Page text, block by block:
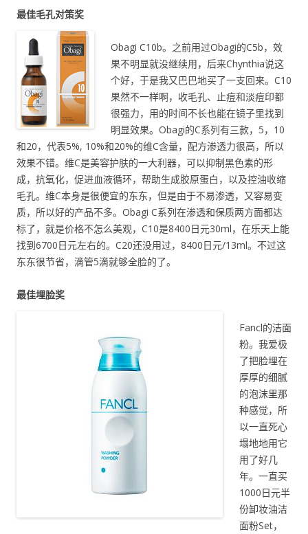
最佳毛孔对策奖
Obagi C10b。之前用过Obagi的C5b，效
果不明显就没继续用，后来Chynthia说这
个好，于是我又巴巴地买了一支回来。C10
果然不一样啊，收毛孔、止痘和淡痘印都
很强力，用的时间不长也能在镜子里找到
明显效果。Obagi的C系列有三款，5，10
和20，代表5%, 10%和20%的维C含量，配方渗透力很高，所以
效果不错。维C是美容护肤的一大利器，可以抑制黑色素的形
成，抗氧化，促进血液循环，帮助生成胶原蛋白，以及控油收缩
毛孔。维C本身是很便宜的东东，但是由于不易渗透，又容易变
质，所以好的产品不多。Obagi C系列在渗透和保质两方面都达
标了，就是价格不怎么美观，C10是8400日元30ml，在乐天上能
找到6700日元左右的。C20还没用过，8400日元/13ml。不过这
东东很节省，滴管5滴就够全脸的了。
最佳埋脸奖
Fancl的洁面
粉。我爱极
了把脸埋在
厚厚的细腻
的泡沫里那
种感觉，所
以一直死心
塌地地用它
用了好几
年。一直买
1000日元半
份卸妆油洁
面粉Set，